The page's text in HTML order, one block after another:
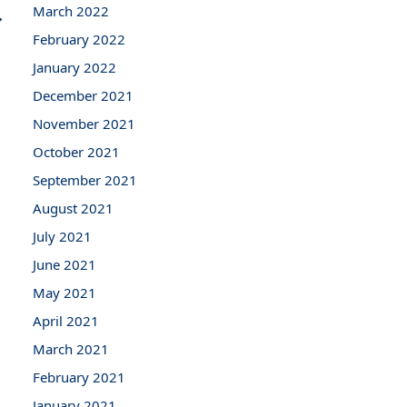
March 2022
February 2022
January 2022
December 2021
November 2021
October 2021
September 2021
August 2021
July 2021
June 2021
May 2021
April 2021
March 2021
February 2021